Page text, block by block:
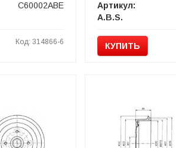
C60002ABE
Код: 314866-6
Артикул:
A.B.S.
КУПИТЬ